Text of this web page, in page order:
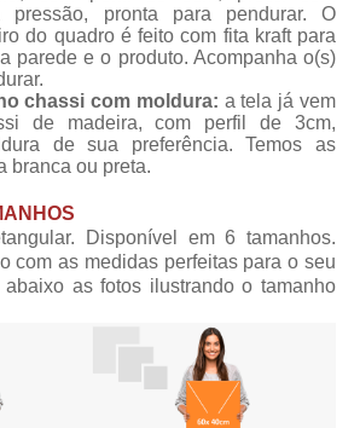
pressão, pronta para pendurar. O
do quadro é feito com fita kraft para
parede e o produto. Acompanha o(s)
chassi com moldura: a tela já vem
de madeira, com perfil de 3cm,
de sua preferência. Temos as
branca ou preta.
Disponível em 6 tamanhos.
com as medidas perfeitas para o seu
abaixo as fotos ilustrando o tamanho